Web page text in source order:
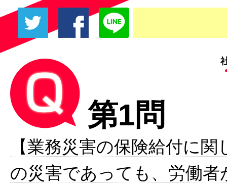
第1問
【業務災害の保険給付に
の災害であっても、労働